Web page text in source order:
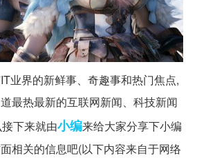
业界的新鲜事、奇趣事和热门焦点,
最热最新的互联网新闻、科技新闻
下来就由小编来给大家分享下小编
相关的信息吧(以下内容来自于网络